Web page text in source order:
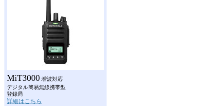
MiT3000増波対応
デジタル簡易無線携帯型
登録局
詳細はこちら